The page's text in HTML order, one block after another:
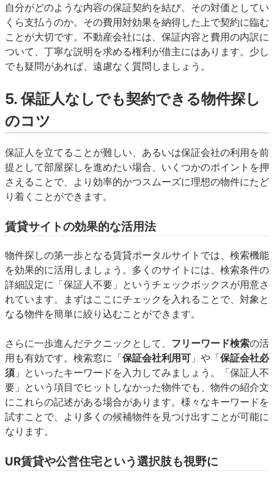
自分がどのような内容の保証契約を結び、その対価としてい
くら支払うのか。その費用対効果を納得した上で契約に臨む
ことが大切です。不動産会社には、保証内容と費用の内訳に
ついて、丁寧な説明を求める権利が借主にはあります。少し
でも疑問があれば、遠慮なく質問しましょう。
5. 保証人なしでも契約できる物件探し
のコツ
保証人を立てることが難しい、あるいは保証会社の利用を前
提として部屋探しを進めたい場合、いくつかのポイントを押
さえることで、より効率的かつスムーズに理想の物件にたど
り着くことができます。
賃貸サイトの効果的な活用法
物件探しの第一歩となる賃貸ポータルサイトでは、検索機能
を効果的に活用しましょう。多くのサイトには、検索条件の
詳細設定に「保証人不要」というチェックボックスが用意さ
れています。まずはここにチェックを入れることで、対象と
なる物件を簡単に絞り込むことができます。
さらに一歩進んだテクニックとして、 フリーワード検索の活
用も有効です。検索窓に「保証会社利用可 」や「保証会社必
須 」といったキーワードを入力してみましょう。「保証人不
要」という項目でヒットしなかった物件でも、物件の紹介文
にこれらの記述がある場合があります。様々なキーワードを
試すことで、より多くの候補物件を見つけ出すことが可能に
なります。
UR賃貸や公営住宅という選択肢も視野に